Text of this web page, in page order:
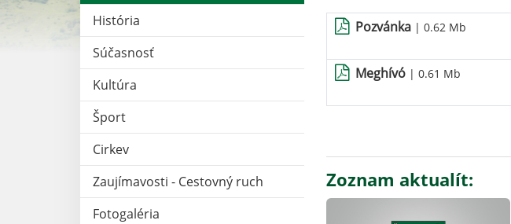
História
Súčasnosť
Kultúra
Šport
Cirkev
Zaujímavosti - Cestovný ruch
Fotogaléria
Pozvánka | 0.62 Mb
Meghívó | 0.61 Mb
Zoznam aktualít: